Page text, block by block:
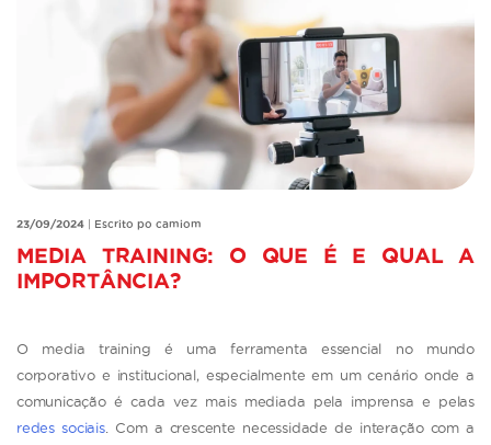
23/09/2024 Escrito po camiom
MEDIA TRAINING: O QUE É E QUAL A
IMPORTÂNCIA?
O media training é uma ferramenta essencial no mundo
corporativo e institucional, especialmente em um cenário onde a
comunicação é cada vez mais mediada pela imprensa e pelas
redes sociais. Com a crescente necessidade de interação com a